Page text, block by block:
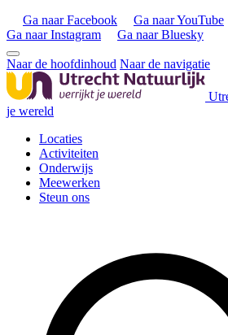
Ga naar Facebook
Ga naar YouTube
Ga naar Instagram
Ga naar Bluesky
Naar de hoofdinhoud Naar de navigatie
je wereld
Locaties
Activiteiten
Onderwijs
Meewerken
Steun ons